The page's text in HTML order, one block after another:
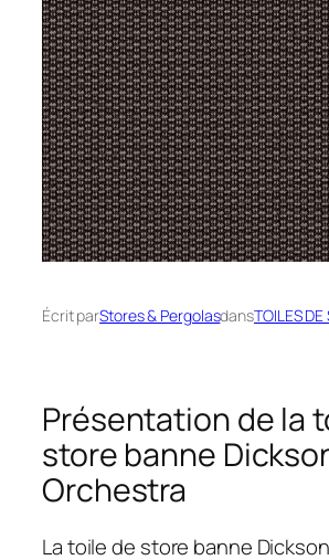
Écrit parStores & PergolasdansTOILES DE
Présentation de la
store banne
Orchestra
La toile de store banne